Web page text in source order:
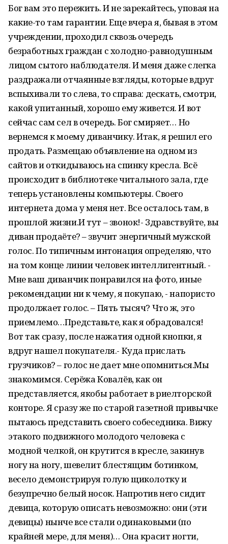
Бог вам это пережить. И не зарекайтесь, уповая на
какие-то там гарантии. Еще вчера я, бывая в этом
учреждении, проходил сквозь очередь
безработных граждан с холодно-равнодушным
лицом сытого наблюдателя. И меня даже слегка
раздражали отчаянные взгляды, которые вдруг
вспыхивали то слева, то справа: дескать, смотри,
какой упитанный, хорошо ему живется. И вот
сейчас сам сел в очередь. Бог смиряет… Но
вернемся к моему диванчику. Итак, я решил его
продать. Размещаю объявление на одном из
сайтов и откидываюсь на спинку кресла. Всё
происходит в библиотеке читального зала, где
теперь установлены компьютеры. Своего
интернета дома у меня нет. Все осталось там, в
прошлой жизни.И тут – звонок!- Здравствуйте, вы
диван продаёте? – звучит энергичный мужской
голос. По типичным интонация определяю, что
на том конце линии человек интеллигентный. -
Мне ваш диванчик понравился на фото, иные
рекомендации ни к чему, я покупаю, - напористо
продолжает голос. – Пять тысяч? Что ж, это
приемлемо…Представьте, как я обрадовался!
Вот так сразу, после нажатия одной кнопки, я
вдруг нашел покупателя.- Куда прислать
грузчиков? – голос не дает мне опомниться.Мы
знакомимся. Серёжа Ковалёв, как он
представляется, якобы работает в риелторской
конторе. Я сразу же по старой газетной привычке
пытаюсь представить своего собеседника. Вижу
этакого подвижного молодого человека с
модной челкой, он крутится в кресле, закинув
ногу на ногу, шевелит блестящим ботинком,
весело демонстрируя голую щиколотку и
безупречно белый носок. Напротив него сидит
девица, которую описать невозможно: они (эти
девицы) нынче все стали одинаковыми (по
крайней мере, для меня)… Она красит ногти,